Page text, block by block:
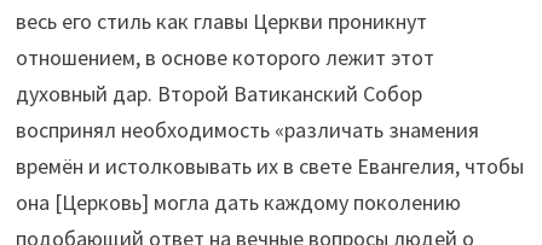
весь его стиль как главы Церкви проникнут
отношением, в основе которого лежит этот
духовный дар. Второй Ватиканский Собор
воспринял необходимость «различать знамения
времён и истолковывать их в свете Евангелия, чтобы
она [Церковь] могла дать каждому поколению
подобающий ответ на вечные вопросы людей о